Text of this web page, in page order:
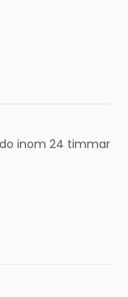
inom 24 timmar